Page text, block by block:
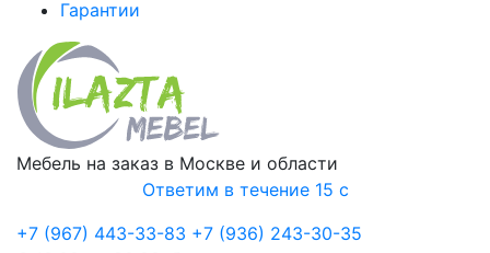
Гарантии
Мебель на заказ в Москве и области
Ответим в течение 15 с
+7 (967) 443-33-83 +7 (936) 243-30-35